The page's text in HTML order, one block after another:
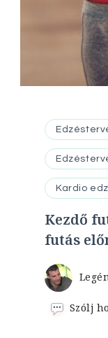
Kardio
Kezdő
futás
Szólj